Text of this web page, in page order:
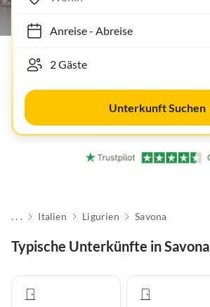
Anreise- Abreise
Unterkunft Suchen
. . . Italien Ligurien Savona
Typische Unterkünfte in Savona